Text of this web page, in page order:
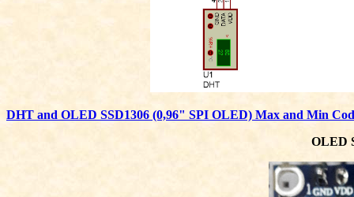
DHT and OLED SSD1306 (0,96" SPI OLED) Max and Min
OLED